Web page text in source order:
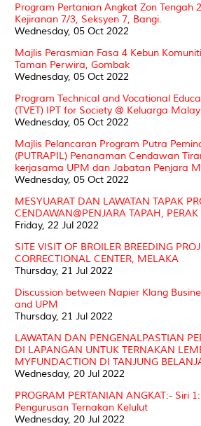
Program Pertanian Angkat Zon Tengah
Kejiranan 7/3, Seksyen 7, Bangi.
Wednesday, 05 Oct 2022
Majlis Perasmian Fasa 4 Kebun
Taman Perwira, Gombak
Wednesday, 05 Oct 2022
Program Technical and Vocational
(TVET) IPT for Society @ Keluarga
Wednesday, 05 Oct 2022
Majlis Pelancaran Program Putra
(PUTRAPIL) Penanaman Cendawan
kerjasama UPM dan Jabatan Penjara
Wednesday, 05 Oct 2022
MESYUARAT DAN LAWATAN TAPAK
CENDAWAN@PENJARA TAPAH, PERAK
Friday, 22 Jul 2022
SITE VISIT OF BROILER BREEDING
CORRECTIONAL CENTER, MELAKA
Thursday, 21 Jul 2022
Discussion between Napier Klang
and UPM
Thursday, 21 Jul 2022
LAWATAN DAN PENGENALPASTIAN
DI LAPANGAN UNTUK TERNAKAN
MYFUNDACTION DI TANJUNG
Wednesday, 20 Jul 2022
PROGRAM PERTANIAN ANGKAT:- Siri
Pengurusan Ternakan Kelulut
Wednesday, 20 Jul 2022